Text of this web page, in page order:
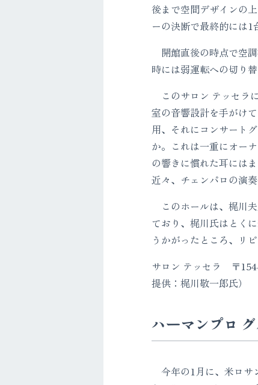
後まで空間デザインの
ーの決断で最終的には1
開館直後の時点で空
時には弱運転への切り
このサロン テッセラ
室の音響設計を手がけ
用、それにコンサート
か。これは一重にオー
の響きに慣れた耳には
近々、チェンパロの演
このホールは、梶川
ており、梶川氏はとく
うかがったところ、リ
サロン テッセラ 〒
提供：梶川敬一郎氏）
ハーマンプロ
今年の1月に、米ロサ